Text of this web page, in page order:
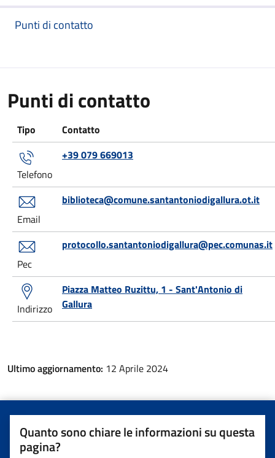
Punti di contatto
Punti di contatto
Tipo Contatto
Telefono
+39 079 669013
Email
biblioteca@comune.santantoniodigallura.ot.it
Pec
protocollo.santantoniodigallura@pec.comunas.it
Indirizzo
Piazza Matteo Ruzittu, 1 - Sant'Antonio di
Gallura
Ultimo aggiornamento: 12 Aprile 2024
Quanto sono chiare le informazioni su questa
pagina?